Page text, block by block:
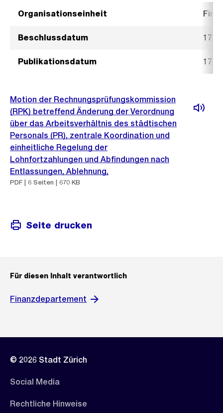
Organisationseinheit
Beschlussdatum 17.
Publikationsdatum 17.
Motion der Rechnungsprüfungskommission
(RPK) betreffend Änderung der Verordnung
über das Arbeitsverhältnis des städtischen
Personals (PR), zentrale Koordination und
einheitliche Regelung der
Lohnfortzahlungen und Abfindungen nach
Entlassungen, Ablehnung,
PDF | 6 Seiten | 670 KB
Seite drucken
Für diesen Inhalt verantwortlich
Finanzdepartement
© 2026 Stadt Zürich
Social Media
Rechtliche Hinweise